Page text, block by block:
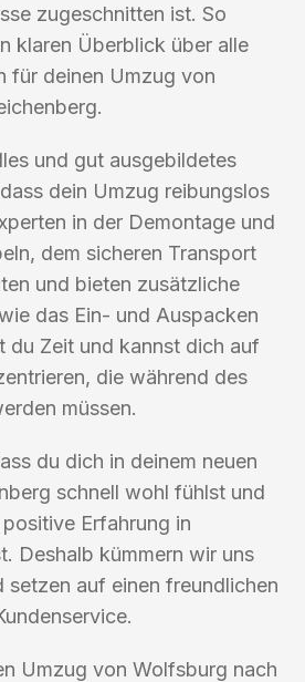
zugeschnitten ist. So
klaren Überblick über alle
für deinen Umzug von
und gut ausgebildetes
dein Umzug reibungslos
in der Demontage und
dem sicheren Transport
und bieten zusätzliche
das Ein- und Auspacken
du Zeit und kannst dich auf
die während des
müssen.
du dich in deinem neuen
schnell wohl fühlst und
Erfahrung in
Deshalb kümmern wir uns
setzen auf einen freundlichen
Umzug von Wolfsburg nach